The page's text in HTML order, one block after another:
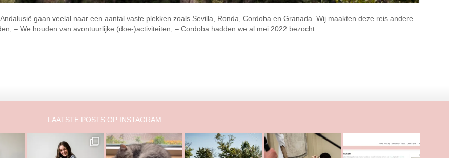
gaan veelal naar een aantal vaste plekken zoals Sevilla, Ronda, Cordoba en Granada. Wij maakten deze reis andere
– We houden van avontuurlijke (doe-)activiteiten; – Cordoba hadden we al mei 2022 bezocht. …
LAATSTE POSTS OP INSTAGRAM